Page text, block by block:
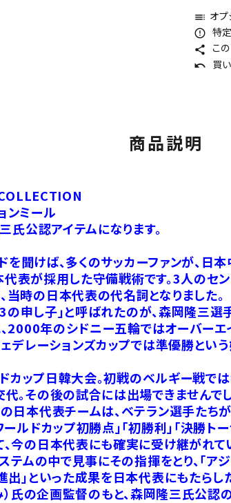
toc オ
error_outline 特
share こ
undo 買
商品説明
ンミール
氏公認アイテムになります。
ドを聞けば、多くのサッカーファンが、
代表が採用した守備戦術です。3人のセ
時の日本代表の代名詞となりました。
の申し子」と呼ばれたのが、森岡隆三選
年のシドニー五輪ではオーバーエ
レーションズカップでは準優勝とい
ップ日韓大会。初戦のベルギー戦では
。その後の試合には出場できませんでし
日本代表チームは、ベテラン選手た
ルドカップ初勝点」「初勝利」「決勝
今の日本代表にも確実に受け継がれて
テムの中で見事にその指揮をとり、「ア
出」といった成果を日本代表にもたら
氏の企画監督のもと、森岡隆三氏公認